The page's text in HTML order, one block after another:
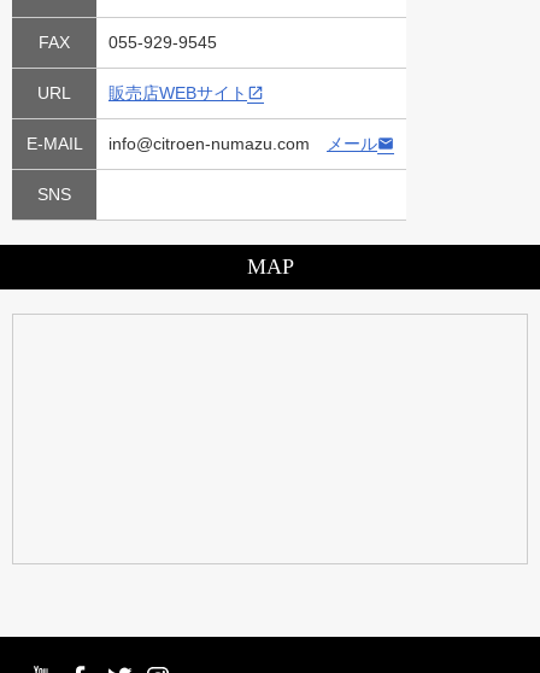
FAX 055-929-9545
URL 販売店WEBサイト
E-MAIL info@citroen-numazu.com メール
SNS
MAP